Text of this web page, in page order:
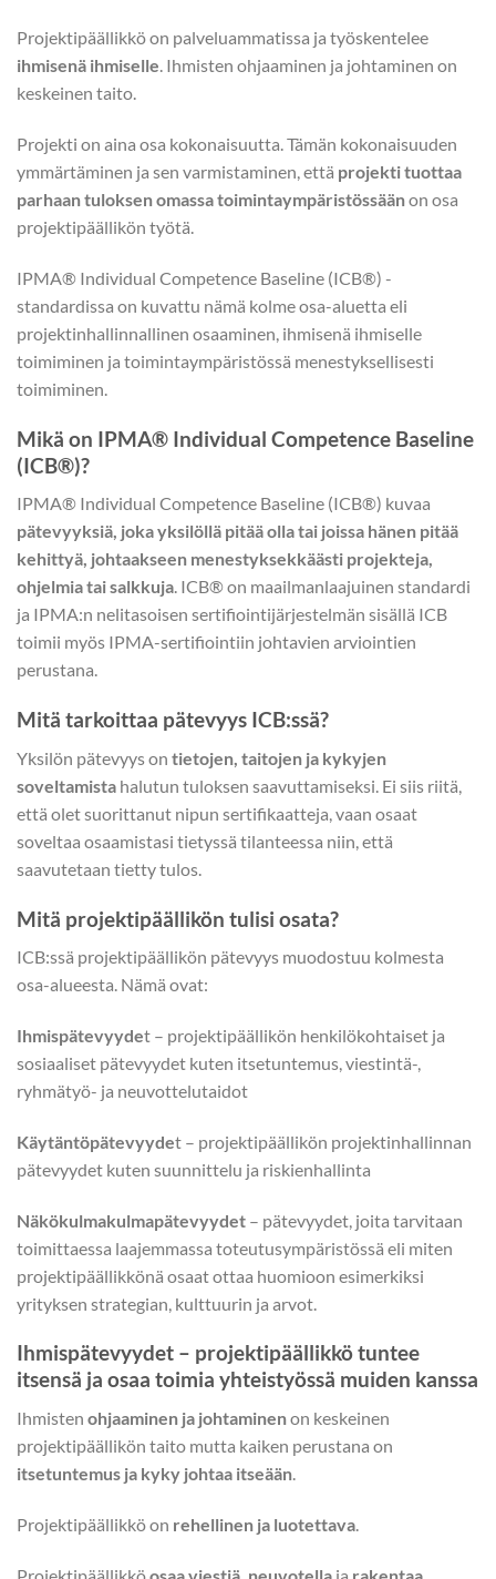
Projektipäällikkö on palveluammatissa ja työskentelee
ihmisenä ihmiselle. Ihmisten ohjaaminen ja johtaminen on
keskeinen taito.
Projekti on aina osa kokonaisuutta. Tämän kokonaisuuden
ymmärtäminen ja sen varmistaminen, että projekti tuottaa
parhaan tuloksen omassa toimintaympäristössäänon osa
projektipäällikön työtä.
IPMA® Individual Competence Baseline (ICB®) -
standardissa on kuvattu nämä kolme osa-aluetta eli
projektinhallinnallinen osaaminen, ihmisenä ihmiselle
toimiminen ja toimintaympäristössä menestyksellisesti
toimiminen.
Mikä on IPMA® Individual Competence Baseline
(ICB®)?
IPMA® Individual Competence Baseline (ICB®) kuvaa
pätevyyksiä, joka yksilöllä pitää olla tai joissa hänen pitää
kehittyä, johtaakseen menestyksekkäästi projekteja,
ohjelmia tai salkkuja. ICB® on maailmanlaajuinen standardi
ja IPMA:n nelitasoisen sertifiointijärjestelmän sisällä ICB
toimii myös IPMA-sertifiointiin johtavien arviointien
perustana.
Mitä tarkoittaa pätevyys ICB:ssä?
Yksilön pätevyys on tietojen, taitojen ja kykyjen
soveltamista halutun tuloksen saavuttamiseksi. Ei siis riitä,
että olet suorittanut nipun sertifikaatteja, vaan osaat
soveltaa osaamistasi tietyssä tilanteessa niin, että
saavutetaan tietty tulos.
Mitä projektipäällikön tulisi osata?
ICB:ssä projektipäällikön pätevyys muodostuu kolmesta
osa-alueesta. Nämä ovat:
Ihmispätevyydet – projektipäällikön henkilökohtaiset ja
sosiaaliset pätevyydet kuten itsetuntemus, viestintä-,
ryhmätyö- ja neuvottelutaidot
Käytäntöpätevyydet – projektipäällikön projektinhallinnan
pätevyydet kuten suunnittelu ja riskienhallinta
Näkökulmakulmapätevyydet – pätevyydet, joita tarvitaan
toimittaessa laajemmassa toteutusympäristössä eli miten
projektipäällikkönä osaat ottaa huomioon esimerkiksi
yrityksen strategian, kulttuurin ja arvot.
Ihmispätevyydet – projektipäällikkö tuntee
itsensä ja osaa toimia yhteistyössä muiden kanssa
Ihmisten ohjaaminen ja johtaminenon keskeinen
projektipäällikön taito mutta kaiken perustana on
itsetuntemus ja kyky johtaa itseään.
Projektipäällikkö on rehellinen ja luotettava
Projektipäällikköosaa viestiä, neuvotella ja rakentaa